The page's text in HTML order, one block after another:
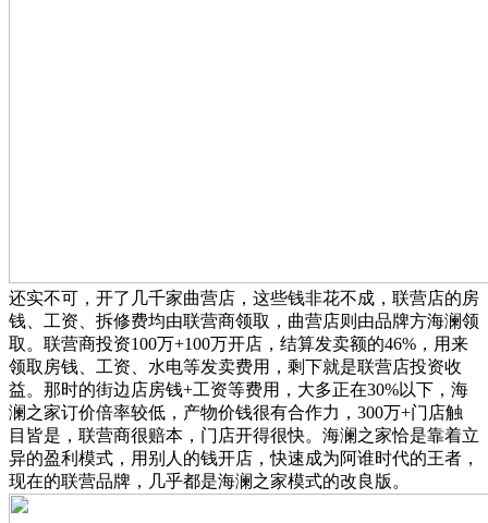
还实不可，开了几千家曲营店，这些钱非花不成，联营店的房
钱、工资、拆修费均由联营商领取，曲营店则由品牌方海澜领
取。联营商投资100万+100万开店，结算发卖额的46%，用来
领取房钱、工资、水电等发卖费用，剩下就是联营店投资收
益。那时的街边店房钱+工资等费用，大多正在30%以下，海
澜之家订价倍率较低，产物价钱很有合作力，300万+门店触
目皆是，联营商很赔本，门店开得很快。海澜之家恰是靠着立
异的盈利模式，用别人的钱开店，快速成为阿谁时代的王者，
现在的联营品牌，几乎都是海澜之家模式的改良版。